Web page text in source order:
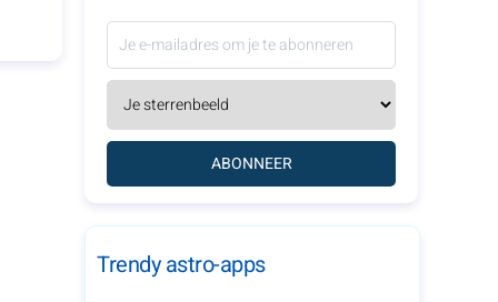
ABONNEER
Trendy astro-apps